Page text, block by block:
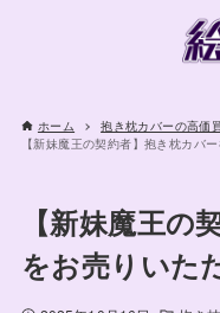
ホーム
抱き枕カバーの高価
【新妹魔王の契約者】抱き枕カバ
【新妹魔王の
をお売りいた